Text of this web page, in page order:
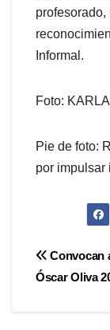
Informal.
Foto:
Pie de foto:
por impulsar
Convocan
Óscar Oliva